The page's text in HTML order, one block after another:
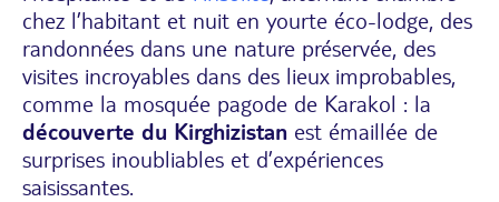
chez l’habitant et nuit en yourte éco-lodge, des
randonnées dans une nature préservée, des
visites incroyables dans des lieux improbables,
comme la mosquée pagode de Karakol : la
découverte du Kirghizistan est émaillée de
surprises inoubliables et d’expériences
saisissantes.